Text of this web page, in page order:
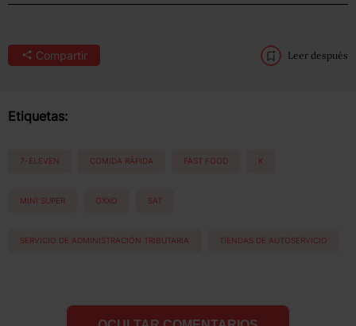
Compartir Leer después
Etiquetas:
7-ELEVEN COMIDA RÁPIDA FAST FOOD K
MINI SUPER OXXO SAT
SERVICIO DE ADMINISTRACIÓN TRIBUTARIA TIENDAS DE AUTOSERVICIO